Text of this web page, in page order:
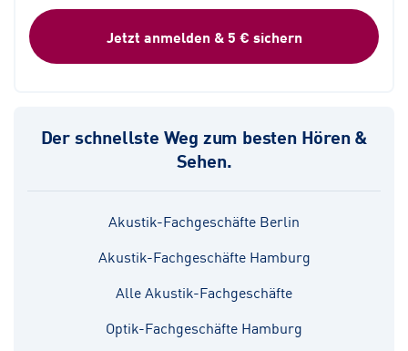
Jetzt anmelden & 5 € sichern
Der schnellste Weg zum besten Hören &
Sehen.
Akustik-Fachgeschäfte Berlin
Akustik-Fachgeschäfte Hamburg
Alle Akustik-Fachgeschäfte
Optik-Fachgeschäfte Hamburg